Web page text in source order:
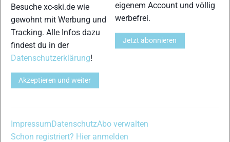
43 44
45
Besuche xc-ski.de wie
gewohnt mit Werbung und
Tracking. Alle Infos dazu
findest du in der
Datenschutzerklärung!
Akzeptieren und weiter
eigenem Account und völlig
werbefrei.
Jetzt abonnieren
ImpressumDatenschutzAbo verwalten
Schon registriert? Hier anmelden